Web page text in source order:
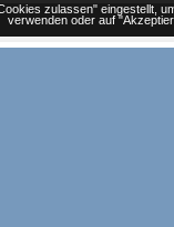
zulassen" eingestellt,
verwenden oder auf